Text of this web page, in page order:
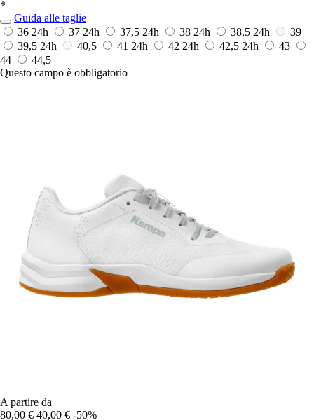
*
Guida alle taglie
36 24h 37 24h 37,5 24h 38 24h 38,5 24h
39
39,5 24h 40,5 41 24h 42 24h 42,5 24h
43
44
44,5
Questo campo è obbligatorio
A partire da
80,00 € 40,00 € -50%